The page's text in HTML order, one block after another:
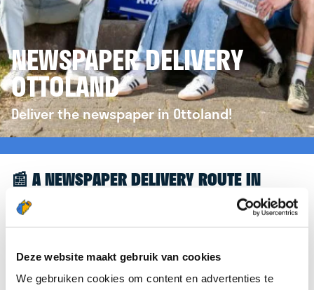
Deze website maakt gebruik van cookies
We gebruiken cookies om content en advertenties te
NEWSPAPER DELIVERY
OTTOLAND
Deliver the newspaper in Ottoland!
📰 A NEWSPAPER DELIVERY ROUTE IN
OTTOLAND
Great to see you're interested in a newspaper
we’d like to refer you to thekrantenbezorgen.nl
website. There, you can easily sign up to deliver